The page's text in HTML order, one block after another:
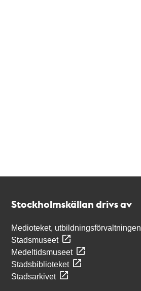
Stockholmskällan drivs av
Medioteket, utbildningsförvaltningen
Stadsmuseet
Medeltidsmuseet
Stadsbiblioteket
Stadsarkivet